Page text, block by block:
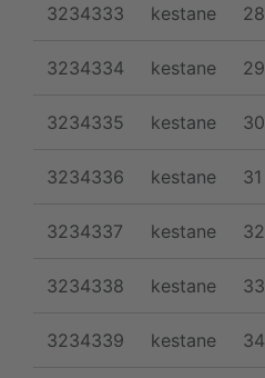
3234333 kestane 28
3234334 kestane 29
3234335 kestane 30
3234336 kestane 31
3234337 kestane 32
3234338 kestane 33
3234339 kestane 34